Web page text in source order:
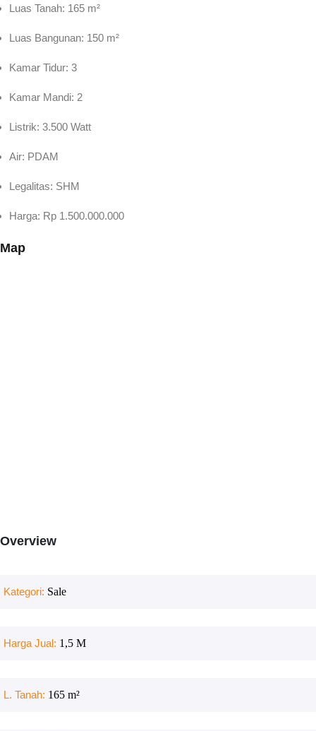
Luas Tanah: 165 m²
Luas Bangunan: 150 m²
Kamar Tidur: 3
Kamar Mandi: 2
Listrik: 3.500 Watt
Air: PDAM
Legalitas: SHM
Harga: Rp 1.500.000.000
Map
Overview
Kategori: Sale
Harga Jual: 1,5 M
L. Tanah: 165 m²